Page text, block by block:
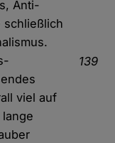
Anti-
schließlich
viel auf
139